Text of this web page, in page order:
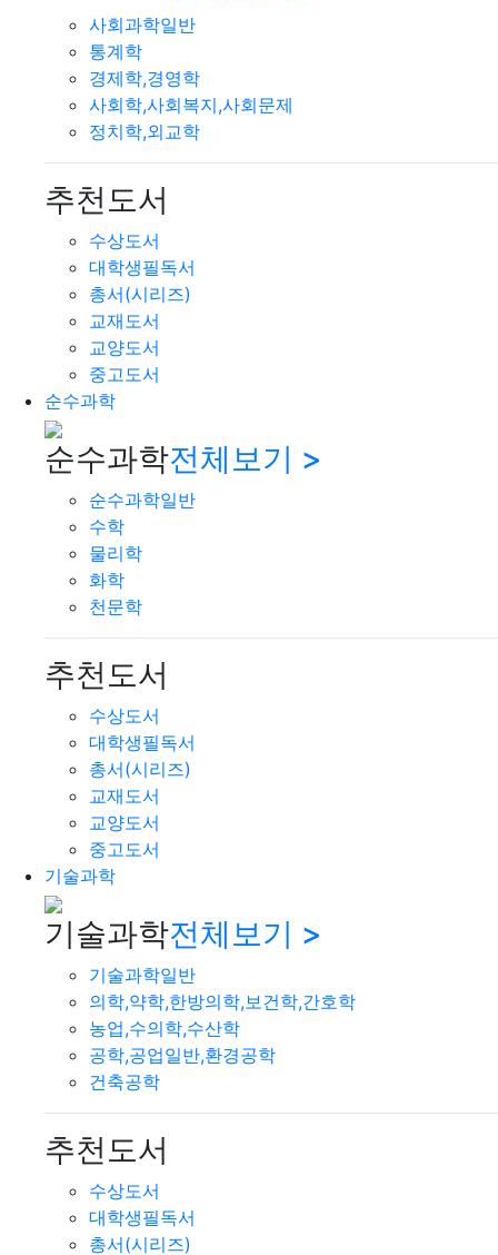
사회과학일반
통계학
경제학,경영학
사회학,사회복지,사회문제
정치학,외교학
추천도서
수상도서
대학생필독서
총서(시리즈)
교재도서
교양도서
중고도서
순수과학
순수과학전체보기 >
순수과학일반
수학
물리학
화학
천문학
추천도서
수상도서
대학생필독서
총서(시리즈)
교재도서
교양도서
중고도서
기술과학
기술과학전체보기 >
기술과학일반
의학,약학,한방의학,보건학,간호학
농업,수의학,수산학
공학,공업일반,환경공학
건축공학
추천도서
수상도서
대학생필독서
총서(시리즈)